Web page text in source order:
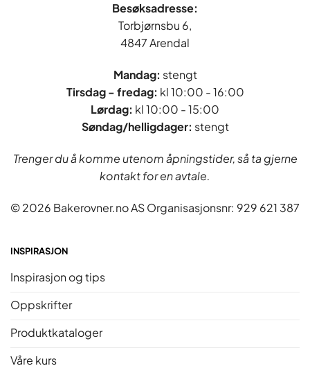
Besøksadresse:
Torbjørnsbu 6,
4847 Arendal
Mandag: stengt
Tirsdag - fredag: kl 10:00 - 16:00
Lørdag: kl 10:00 - 15:00
Søndag/helligdager: stengt
Trenger du å komme utenom åpningstider, så ta gjerne
kontakt for en avtale.
© 2026 Bakerovner.no AS Organisasjonsnr: 929 621 387
INSPIRASJON
Inspirasjon og tips
Oppskrifter
Produktkataloger
Våre kurs